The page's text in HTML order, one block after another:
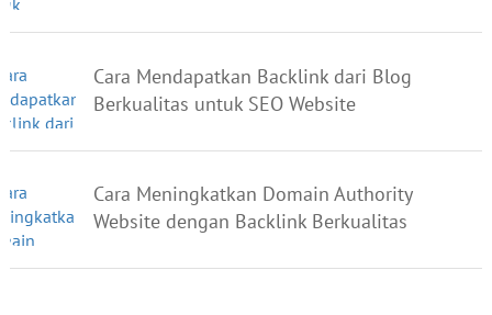
Cara Mendapatkan Backlink dari Blog
Berkualitas untuk SEO Website
Cara Meningkatkan Domain Authority
Website dengan Backlink Berkualitas